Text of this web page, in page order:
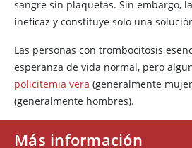
sangre sin plaquetas. Sin embargo,
ineficaz y constituye solo una
Las personas con trombocitosis
esperanza de vida normal, pero
policitemia vera (generalmente
(generalmente hombres).
Más información